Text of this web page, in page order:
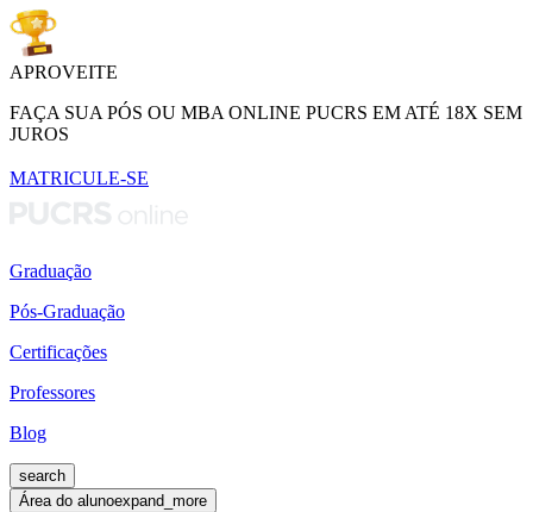
APROVEITE
FAÇA SUA PÓS OU MBA ONLINE PUCRS EM ATÉ 18X SEM
JUROS
MATRICULE-SE
Graduação
Pós-Graduação
Certificações
Professores
Blog
search
Área do alunoexpand_more